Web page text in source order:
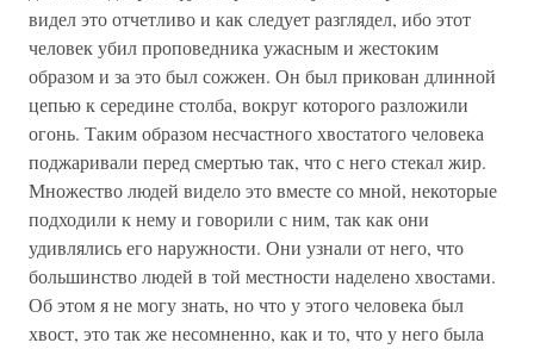
видел это отчетливо и как следует разглядел, ибо этот
человек убил проповедника ужасным и жестоким
образом и за это был сожжен. Он был прикован длинной
цепью к середине столба, вокруг которого разложили
огонь. Таким образом несчастного хвостатого человека
поджаривали перед смертью так, что с него стекал жир.
Множество людей видело это вместе со мной, некоторые
подходили к нему и говорили с ним, так как они
удивлялись его наружности. Они узнали от него, что
большинство людей в той местности наделено хвостами.
Об этом я не могу знать, но что у этого человека был
хвост, это так же несомненно, как и то, что у него была